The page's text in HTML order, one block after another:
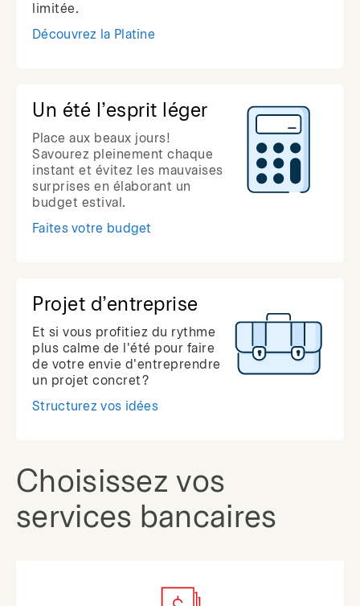
limitée.
Découvrez la Platine
Un été l’esprit léger
Place aux beaux jours!
Savourez pleinement chaque
instant et évitez les mauvaises
surprises en élaborant un
budget estival.
Faites votre budget
Projet d’entreprise
Et si vous profitiez du rythme
plus calme de l'été pour faire
de votre envie d'entreprendre
un projet concret?
Structurez vos idées
Choisissez vos
services bancaires